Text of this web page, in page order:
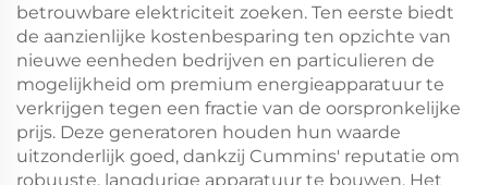
betrouwbare elektriciteit zoeken. Ten eerste biedt
de aanzienlijke kostenbesparing ten opzichte van
nieuwe eenheden bedrijven en particulieren de
mogelijkheid om premium energieapparatuur te
verkrijgen tegen een fractie van de oorspronkelijke
prijs. Deze generatoren houden hun waarde
uitzonderlijk goed, dankzij Cummins' reputatie om
robuuste, langdurige apparatuur te bouwen. Het